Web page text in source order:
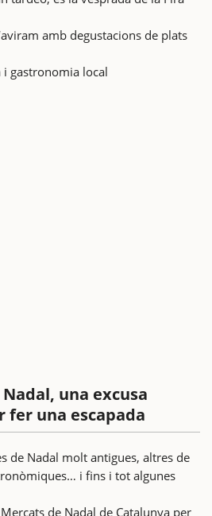
amb degustacions de plats
i gastronomia local
Nadal, una excusa
fer una escapada
de Nadal molt antigues, altres de
i fins i tot algunes
de Nadal de Catalunya per